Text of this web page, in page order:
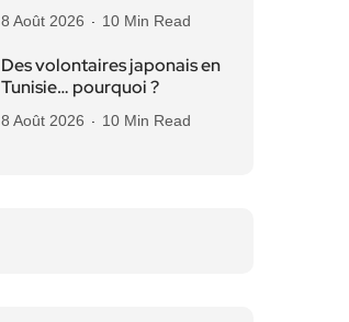
8 Août 2026 10 Min Read
Des volontaires japonais en
Tunisie… pourquoi ?
8 Août 2026 10 Min Read